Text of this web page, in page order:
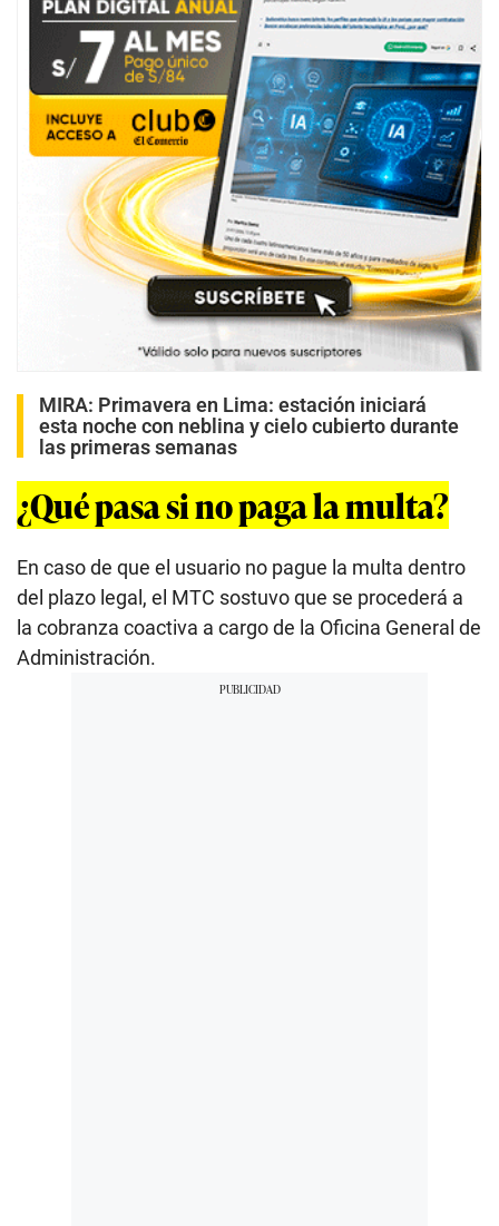
MIRA: Primavera en Lima: estación iniciará
esta noche con neblina y cielo cubierto durante
las primeras semanas
¿Qué pasa si no paga la multa?
En caso de que el usuario no pague la multa dentro
del plazo legal, el MTC sostuvo que se procederá a
la cobranza coactiva a cargo de la Oficina General de
Administración.